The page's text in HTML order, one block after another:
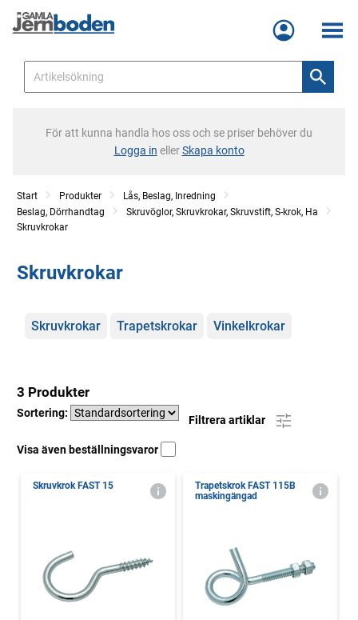
Meny
För att kunna handla hos oss och se priser behöver du
Logga in ellerSkapa konto
Start Produkter
Lås, Beslag, Inredning
Beslag, Dörrhandtag
Skruvöglor, Skruvkrokar, Skruvstift, S-krok, Ha
Skruvkrokar
Skruvkrokar
Kategorier
Skruvkrokar Trapetskrokar Vinkelkrokar
3 Produkter
Sortering:
Filtrera artiklar
Visa även beställningsvaror
Skruvkrok FAST 15
Trapetskrok FAST 115B
maskingängad